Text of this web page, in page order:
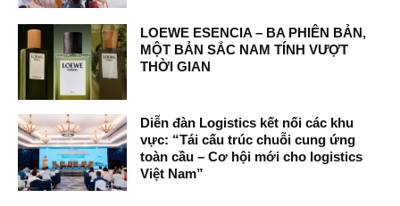
LOEWE ESENCIA – BA PHIÊN BẢN,
MỘT BẢN SẮC NAM TÍNH VƯỢT
THỜI GIAN
Diễn đàn Logistics kết nối các khu
vực: “Tái cấu trúc chuỗi cung ứng
toàn cầu – Cơ hội mới cho logistics
Việt Nam”